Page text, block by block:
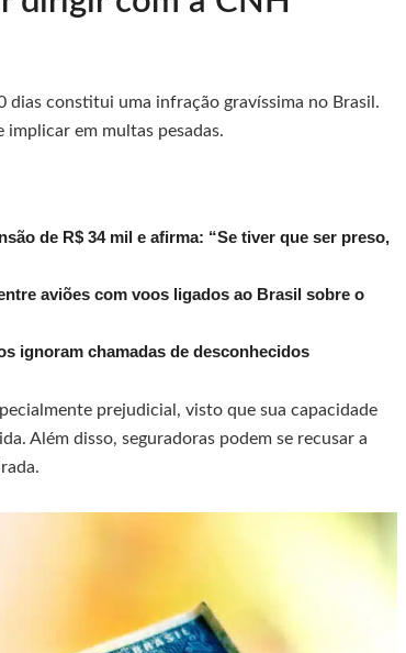
constitui uma infração gravíssima no Brasil.
implicar em multas pesadas.
de R$ 34 mil e afirma: “Se tiver que ser preso,
aviões com voos ligados ao Brasil sobre o
ignoram chamadas de desconhecidos
prejudicial, visto que sua capacidade
Além disso, seguradoras podem se recusar a